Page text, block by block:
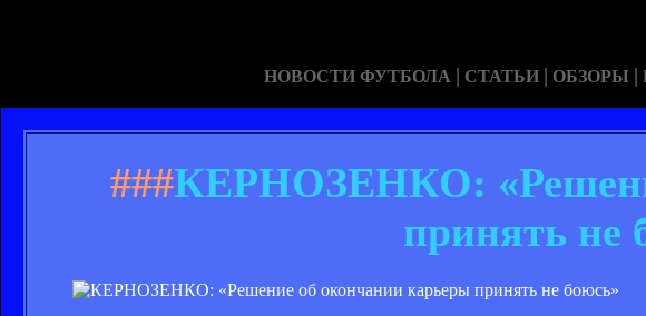
НОВОСТИ ФУТБОЛА | СТАТЬИ | ОБЗОРЫ |
###КЕРНОЗЕНКО:
принять не